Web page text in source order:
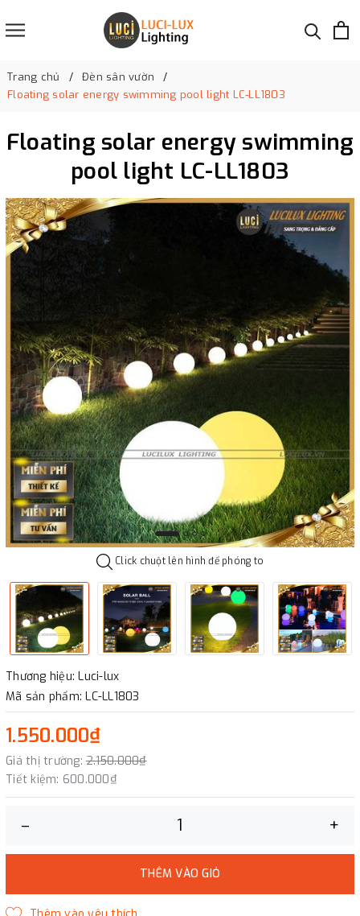
Trang chủ
Đèn sân vườn
Floating solar energy swimming pool light LC-LL1803
Floating solar energy swimming
pool light LC-LL1803
Click chuột lên hình để phóng to
Thương hiệu: Luci-lux
Mã sản phẩm: LC-LL1803
1.550.000₫
Giá thị trường: 2.150.000₫
Tiết kiệm: 600.000₫
– +
THÊM VÀO GIỎ